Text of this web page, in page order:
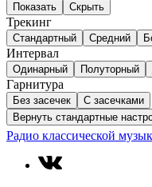
Показать Скрыть
Трекинг
Стандартный Средний
Интервал
Одинарный Полуторный
Гарнитура
Без засечек
С засечками
Вернуть стандартные
Радио классической